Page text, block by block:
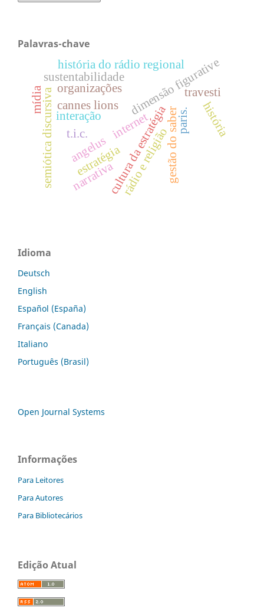
Palavras-chave
estratégiacultura da estratégia
t.i.c.
interação gestão do saber
semiótica discursiva
dimensão figurative
organizações
sustentabilidade
história
história do rádio regional
rádio e religião
angelus
narrativa
cannes lions
mídia
paris.
internet
travesti
Idioma
Deutsch
English
Español (España)
Français (Canada)
Italiano
Português (Brasil)
Open Journal Systems
Informações
Para Leitores
Para Autores
Para Bibliotecários
Edição Atual